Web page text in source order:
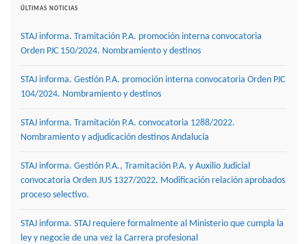
ÚLTIMAS NOTICIAS
STAJ informa. Tramitación P.A. promoción interna convocatoria
Orden PJC 150/2024. Nombramiento y destinos
STAJ informa. Gestión P.A. promoción interna convocatoria Orden PJC
104/2024. Nombramiento y destinos
STAJ informa. Tramitación P.A. convocatoria 1288/2022.
Nombramiento y adjudicación destinos Andalucía
STAJ informa. Gestión P.A., Tramitación P.A. y Auxilio Judicial
convocatoria Orden JUS 1327/2022. Modificación relación aprobados
proceso selectivo.
STAJ informa. STAJ requiere formalmente al Ministerio que cumpla la
ley y negocie de una vez la Carrera profesional